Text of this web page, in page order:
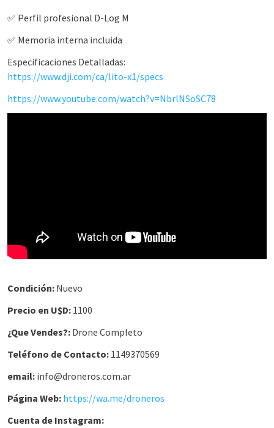
✅ Perfil profesional D-Log M
✅ Memoria interna incluida
Especificaciones Detalladas:
https://www.dji.com/ca/lito-x1/specs
https://www.youtube.com/watch?v=NbrlNSoSC78
Condición: Nuevo
Precio en U$D: 1100
¿Que Vendes?: Drone Completo
Teléfono de Contacto: 1149370569
email: info@droneros.com.ar
Página Web: https://wa.me/droneros
Cuenta de Instagram: